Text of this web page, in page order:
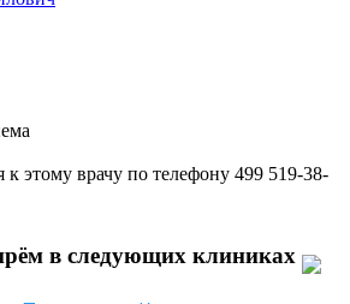
к этому врачу по телефону 499 519-38-
в следующих клиниках